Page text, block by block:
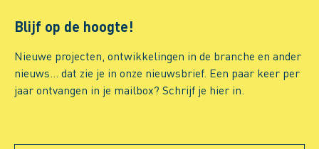
ons programma 'Ter Steege in
actie. Daarnaast proberen we de
impact op het milieu zo veel mogelijk
te beperken en werken we aan de
Blijf op de hoogte!
Nieuwe projecten, ontwikkelingen in de branche en ander
nieuws… dat zie je in onze nieuwsbrief. Een paar keer per
jaar ontvangen in je mailbox? Schrijf je hier in.